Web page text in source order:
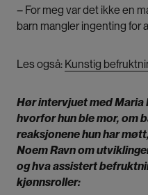
– For meg var det ikke en
barn mangler ingenting for
Les også: Kunstig
Hør intervjuet med Maria
hvorfor hun ble mor, om
reaksjonene hun har
Noem Ravn om
og hva assistert
kjønnsroller: